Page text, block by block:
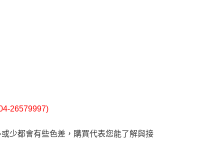
26579997)
少都會有些色差，購買代表您能了解與接